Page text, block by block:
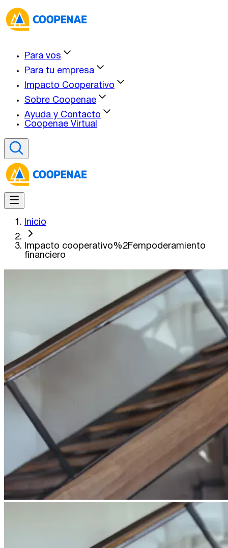
Para vos
Para tu empresa
Impacto Cooperativo
Sobre Coopenae
Ayuda y Contacto
Coopenae Virtual
Inicio
Impacto cooperativo%2Fempoderamiento
financiero